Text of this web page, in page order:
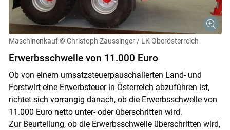
Maschinenkauf © Christoph Zaussinger / LK Oberösterreich
Erwerbsschwelle von 11.000 Euro
Ob von einem umsatzsteuerpauschalierten Land- und
Forstwirt eine Erwerbsteuer in Österreich abzuführen ist,
richtet sich vorrangig danach, ob die Erwerbsschwelle von
11.000 Euro netto unter- oder überschritten wird.
Zur Beurteilung, ob die Erwerbsschwelle überschritten wird,